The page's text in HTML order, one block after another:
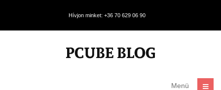
Hívjon minket: +36 70 629 06 90
Menü